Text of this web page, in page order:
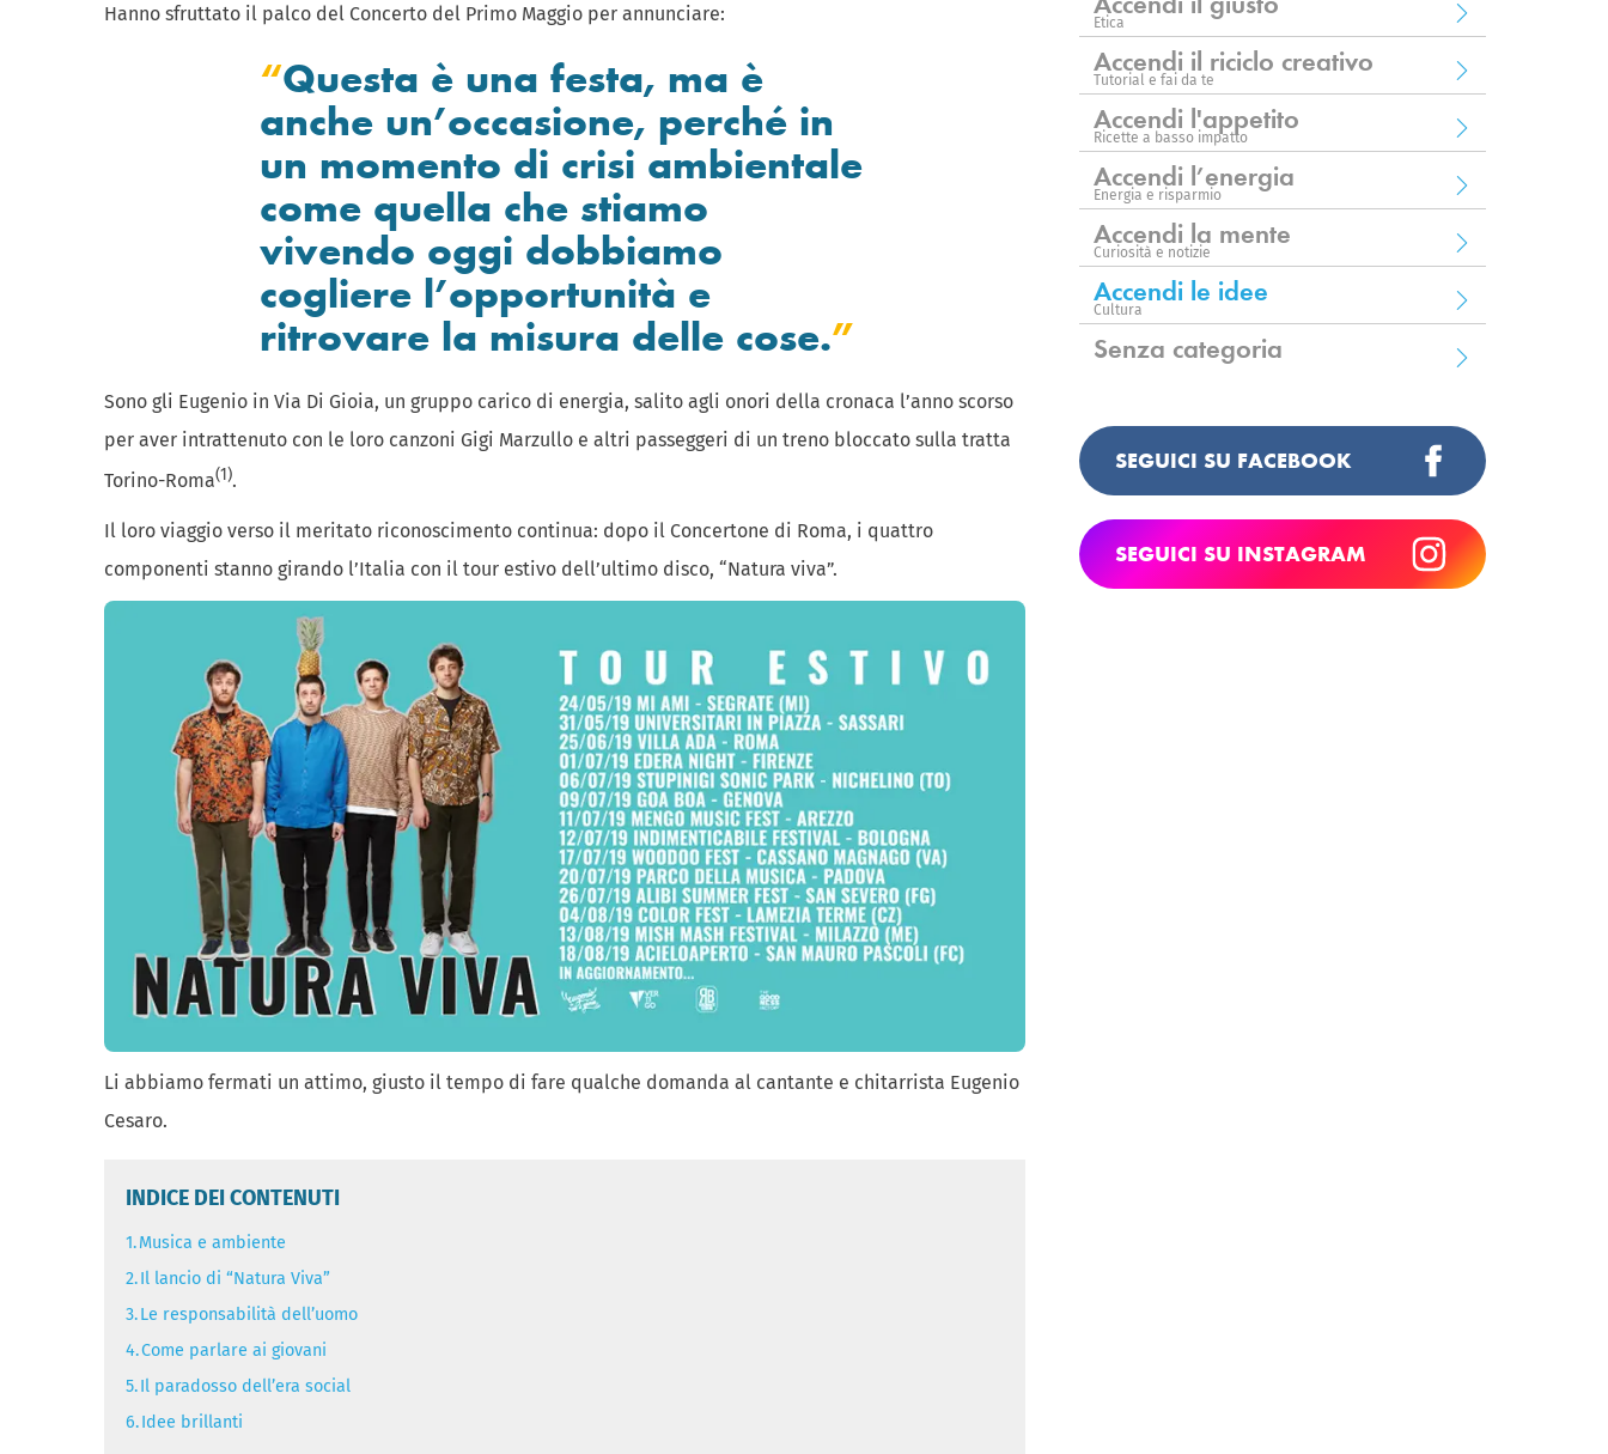
Hanno sfruttato il palco del Concerto del Primo Maggio per annunciare:
Questa è una festa, ma è
anche un’occasione, perché in
un momento di crisi ambientale
come quella che stiamo
vivendo oggi dobbiamo
cogliere l’opportunità e
ritrovare la misura delle cose.
Sono gli Eugenio in Via Di Gioia, un gruppo carico di energia, salito agli onori della cronaca l’anno scorso
per aver intrattenuto con le loro canzoni Gigi Marzullo e altri passeggeri di un treno bloccato sulla tratta
Torino-Roma(1).
Il loro viaggio verso il meritato riconoscimento continua: dopo il Concertone di Roma, i quattro
componenti stanno girando l’Italia con il tour estivo dell’ultimo disco, “Natura viva”.
Li abbiamo fermati un attimo, giusto il tempo di fare qualche domanda al cantante e chitarrista Eugenio
Cesaro.
INDICE DEI CONTENUTI
1.Musica e ambiente
2.Il lancio di “Natura Viva”
3.Le responsabilità dell’uomo
4.Come parlare ai giovani
5.Il paradosso dell’era social
6.Idee brillanti
Etica
Accendi il riciclo creativo
Tutorial e fai da te
Accendi l'appetito
Ricette a basso impatto
Accendi l’energia
Energia e risparmio
Accendi la mente
Curiosità e notizie
Accendi le idee
Cultura
Senza categoria
SEGUICI SU FACEBOOK
SEGUICI SU INSTAGRAM